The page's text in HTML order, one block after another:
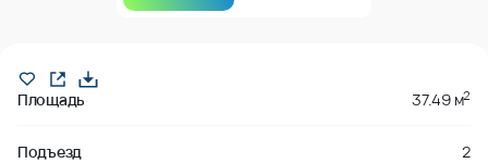
Площадь 37.49 м2
Подъезд 2